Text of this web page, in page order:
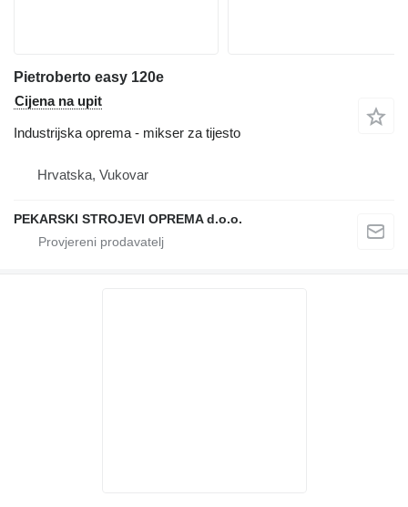
Pietroberto easy 120e
Cijena na upit
Industrijska oprema - mikser za tijesto
Hrvatska, Vukovar
PEKARSKI STROJEVI OPREMA d.o.o.